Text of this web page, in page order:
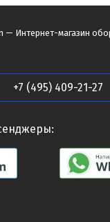
Интернет-магазин
+7 (495) 409-21-27